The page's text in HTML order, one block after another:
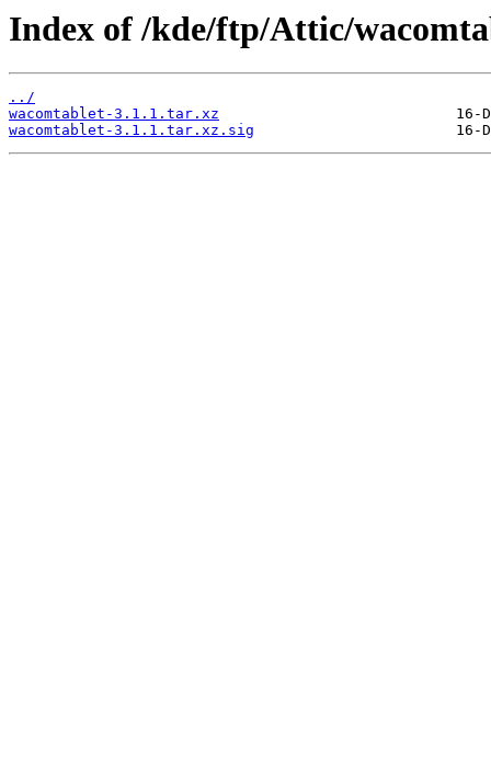
Index of /kde/ftp/Attic/
../
wacomtablet-3.1.1.tar.xz
wacomtablet-3.1.1.tar.xz.sig